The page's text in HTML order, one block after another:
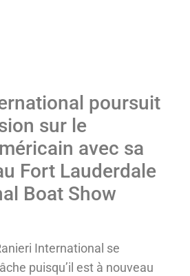
poursuit
sur le
avec sa
Fort Lauderdale
Boat Show
International se
puisqu’il est à nouveau